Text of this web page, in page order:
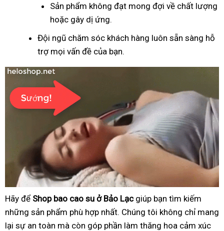
Sản phẩm không đạt mong đợi về chất lượng
hoặc gây dị ứng.
Đội ngũ chăm sóc khách hàng luôn sẵn sàng hỗ
trợ mọi vấn đề của bạn.
Hãy để Shop bao cao su ở Bảo Lạcgiúp bạn tìm kiếm
những sản phẩm phù hợp nhất. Chúng tôi không chỉ mang
lại sự an toàn mà còn góp phần làm thăng hoa cảm xúc